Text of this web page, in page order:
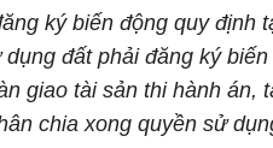
ký biến động quy định
đất phải đăng ký
giao tài sản thi hành án,
chia xong quyền sử